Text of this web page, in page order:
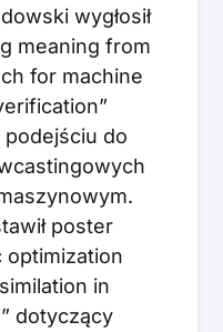
wygłosił
meaning from
for machine
do
poster
optimization
in
dotyczący